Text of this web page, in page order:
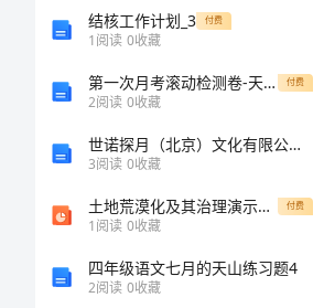
结核工作计划_3 付费
1阅读 0收藏
第一次月考滚动检测卷-天津南开大附属中数学七年级上册一元一次方程同步练习试卷（含答案详解版） 付费
2阅读 0收藏
世诺探月（北京）文化有限公司介绍企业发展分析报告
3阅读 0收藏
土地荒漠化及其治理演示文稿 付费
1阅读 0收藏
四年级语文七月的天山练习题4
2阅读 0收藏